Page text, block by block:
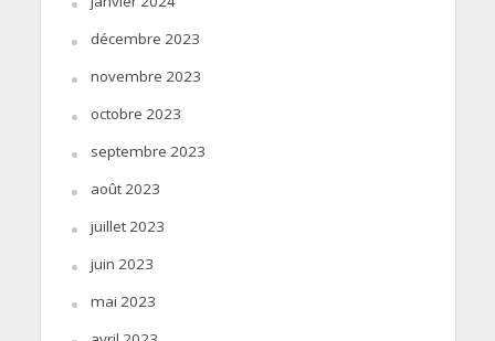
décembre 2023
novembre 2023
octobre 2023
septembre 2023
août 2023
juillet 2023
juin 2023
mai 2023